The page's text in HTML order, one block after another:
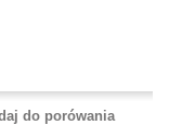
do porówania